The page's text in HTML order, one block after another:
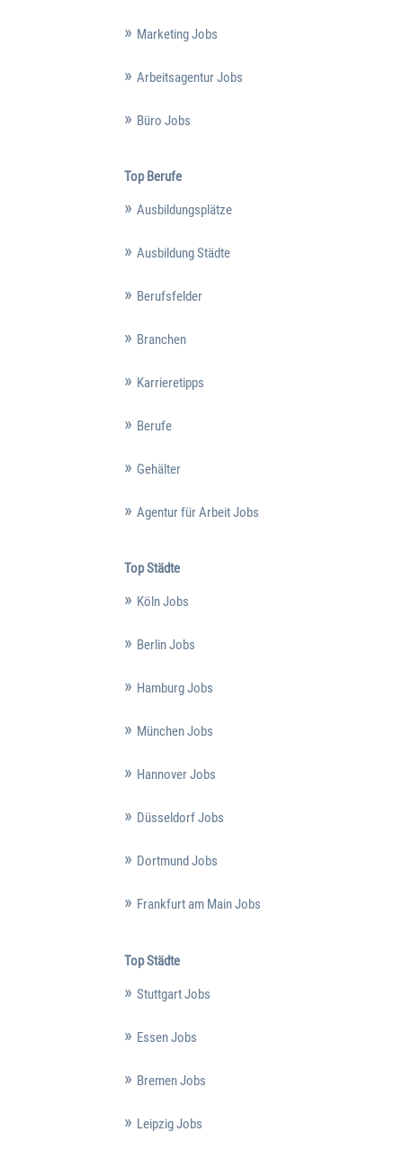
Marketing Jobs
Arbeitsagentur Jobs
Büro Jobs
Top Berufe
Ausbildungsplätze
Ausbildung Städte
Berufsfelder
Branchen
Karrieretipps
Berufe
Gehälter
Agentur für Arbeit Jobs
Top Städte
Köln Jobs
Berlin Jobs
Hamburg Jobs
München Jobs
Hannover Jobs
Düsseldorf Jobs
Dortmund Jobs
Frankfurt am Main Jobs
Top Städte
Stuttgart Jobs
Essen Jobs
Bremen Jobs
Leipzig Jobs